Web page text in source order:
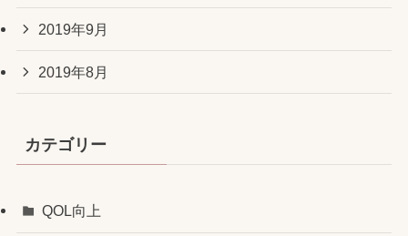
2019年9月
2019年8月
カテゴリー
QOL向上